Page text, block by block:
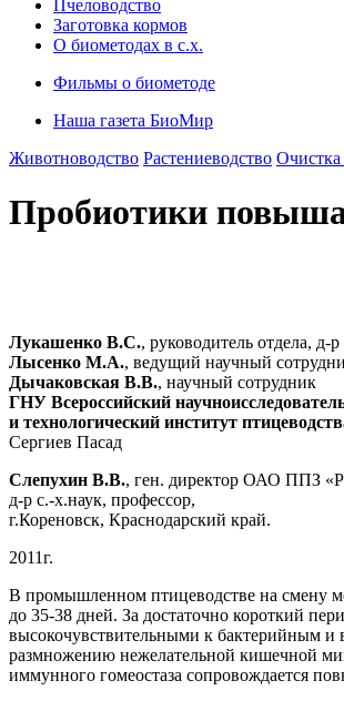
Пчеловодство
Заготовка кормов
О биометодах в с.х.
Фильмы о биометоде
Наша газета БиоМир
Животноводство Растениеводство
Пробиотики
Лукашенко В.С., руководитель отдела, д-
Лысенко М.А., ведущий научный
Дычаковская В.В., научный сотрудник
ГНУ Всероссийский
и технологический институт
Сергиев Пасад
Слепухин В.В., ген. директор ОАО ППЗ
д-р с.-х.наук, профессор,
г.Кореновск, Краснодарский край.
2011г.
В промышленном птицеводстве на смену
до 35-38 дней. За достаточно короткий
высокочувствительными к бактерийным
размножению нежелательной кишечной
иммунного гомеостаза сопровождается